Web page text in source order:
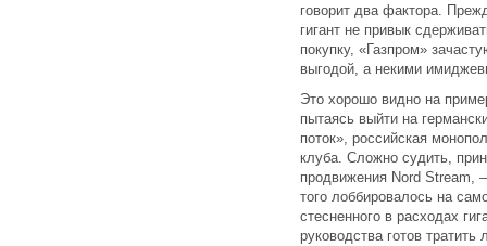
говорит два фактора.
гигант не привык
покупку, «Газпром»
выгодой, а некими
Это хорошо видно на
пытаясь выйти на
поток», российская
клуба. Сложно судить,
продвижения Nord Stream,
того лоббировалось на
стесненного в расходах
руководства готов